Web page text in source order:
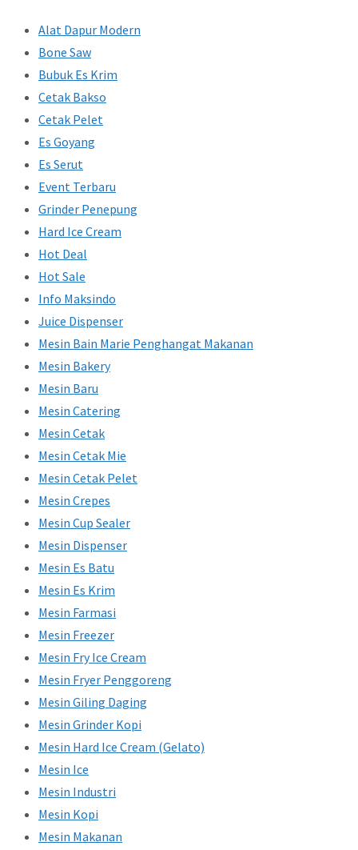
Alat Dapur Modern
Bone Saw
Bubuk Es Krim
Cetak Bakso
Cetak Pelet
Es Goyang
Es Serut
Event Terbaru
Grinder Penepung
Hard Ice Cream
Hot Deal
Hot Sale
Info Maksindo
Juice Dispenser
Mesin Bain Marie Penghangat Makanan
Mesin Bakery
Mesin Baru
Mesin Catering
Mesin Cetak
Mesin Cetak Mie
Mesin Cetak Pelet
Mesin Crepes
Mesin Cup Sealer
Mesin Dispenser
Mesin Es Batu
Mesin Es Krim
Mesin Farmasi
Mesin Freezer
Mesin Fry Ice Cream
Mesin Fryer Penggoreng
Mesin Giling Daging
Mesin Grinder Kopi
Mesin Hard Ice Cream (Gelato)
Mesin Ice
Mesin Industri
Mesin Kopi
Mesin Makanan